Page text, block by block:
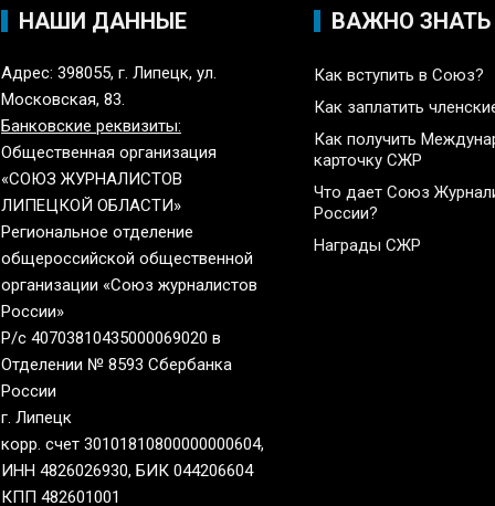
НАШИ ДАННЫЕ
Адрес: 398055, г. Липецк, ул.
Московская, 83.
Банковские реквизиты:
Общественная организация
«СОЮЗ ЖУРНАЛИСТОВ
ЛИПЕЦКОЙ ОБЛАСТИ»
Региональное отделение
общероссийской общественной
организации «Союз журналистов
России»
Р/с 40703810435000069020 в
Отделении № 8593 Сбербанка
России
г. Липецк
корр. счет 30101810800000000604,
ИНН 4826026930, БИК 044206604
КПП 482601001
ВАЖНО ЗНАТЬ
Как вступить в Союз?
Как заплатить
Как получить
карточку СЖР
Что дает Союз
России?
Награды СЖР